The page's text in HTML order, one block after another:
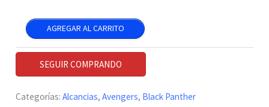
Alcancia
Black
Panther
cantidad
AGREGAR AL CARRITO
SEGUIR COMPRANDO
Categorías:Alcancias,Avengers, Black Panther